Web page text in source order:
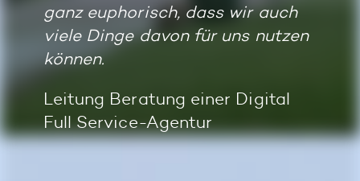
ganz euphorisch, dass wir auch
viele Dinge davon für uns nutzen
können.
Leitung Beratung einer Digital
Full Service-Agentur